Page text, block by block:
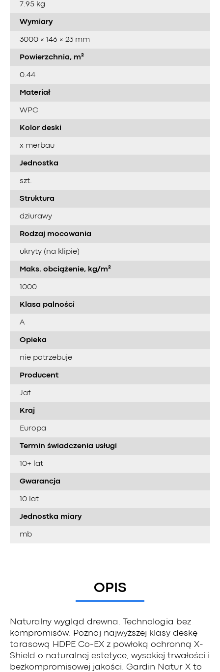
7.95 kg
Wymiary
3000 × 146 × 23 mm
Powierzchnia, m²
0.44
Materiał
WPC
Kolor deski
x merbau
Jednostka
szt.
Struktura
dziurawy
Rodzaj mocowania
ukryty (na klipie)
Maks. obciążenie, kg/m²
1000
Klasa palności
A
Opieka
nie potrzebuje
Producent
Jaf
Kraj
Europa
Termin świadczenia usługi
10+ lat
Gwarancja
10 lat
Jednostka miary
mb
OPIS
Naturalny wygląd drewna. Technologia bez
kompromisów. Poznaj najwyższej klasy deskę
tarasową HDPE Co-EX z powłoką ochronną X-
Shield o naturalnej estetyce, wysokiej trwałości i
bezkompromisowej jakości. Gardin Natur X to